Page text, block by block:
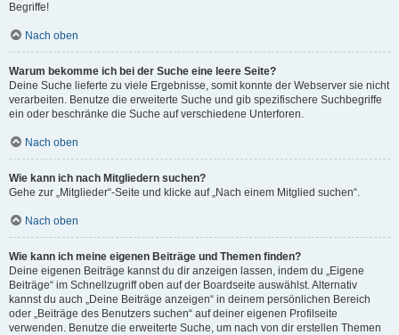
Begriffe!
Nach oben
Warum bekomme ich bei der Suche eine leere Seite?
Deine Suche lieferte zu viele Ergebnisse, somit konnte der Webserver sie nicht
verarbeiten. Benutze die erweiterte Suche und gib spezifischere Suchbegriffe
ein oder beschränke die Suche auf verschiedene Unterforen.
Nach oben
Wie kann ich nach Mitgliedern suchen?
Gehe zur „Mitglieder“-Seite und klicke auf „Nach einem Mitglied suchen“.
Nach oben
Wie kann ich meine eigenen Beiträge und Themen finden?
Deine eigenen Beiträge kannst du dir anzeigen lassen, indem du „Eigene
Beiträge“ im Schnellzugriff oben auf der Boardseite auswählst. Alternativ
kannst du auch „Deine Beiträge anzeigen“ in deinem persönlichen Bereich
oder „Beiträge des Benutzers suchen“ auf deiner eigenen Profilseite
verwenden. Benutze die erweiterte Suche, um nach von dir erstellen Themen